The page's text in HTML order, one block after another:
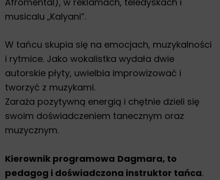
musicalu „Kalyani”.
W tańcu skupia się na emocjach, muzykalności
i rytmice. Jako wokalistka wydała dwie
autorskie płyty, uwielbia improwizować i
tworzyć z muzykami.
Zaraża pozytywną energią i chętnie dzieli się
swoim doświadczeniem tanecznym oraz
muzycznym.
Kierownik programowa Dagmara, to
pedagog i doświadczona instruktor tańca.